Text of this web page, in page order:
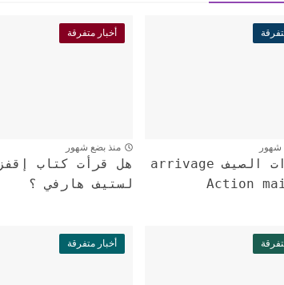
شهور
تحضيرات الصيف arrivage
Action
أخبار متفرقة
منذ بضع شهور
هل قرأت كتاب إقفز
لستيف هارفي ؟
أخبار متفرقة